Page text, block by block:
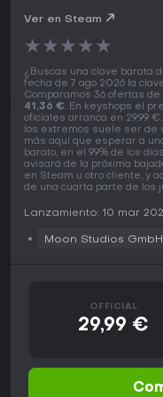
Ver en Steam
★★★★★
¿Buscas una clave barata
fecha de 7 ago 2026 la
Comparamos 36 ofertas de
41,36 €. En keyshops el
oficiales arranca en 29,99
los extremos suele ser de
más aquí que esperar a
barato, en el 99% de los
avisará de la próxima
en Steam u otro cliente, y
de una cuarta parte de los
Lanzamiento: 10 mar
Moon Studios GmbH
OFFICIAL
29,99 €